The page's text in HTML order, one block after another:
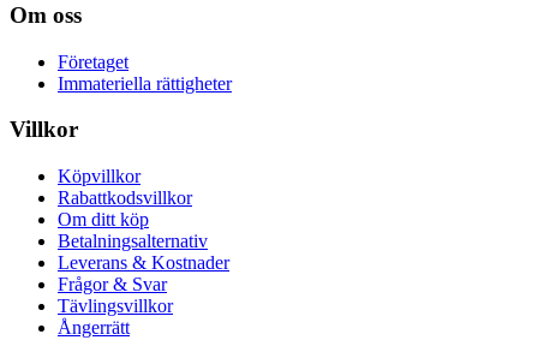
Om oss
Företaget
Immateriella rättigheter
Villkor
Köpvillkor
Rabattkodsvillkor
Om ditt köp
Betalningsalternativ
Leverans & Kostnader
Frågor & Svar
Tävlingsvillkor
Ångerrätt